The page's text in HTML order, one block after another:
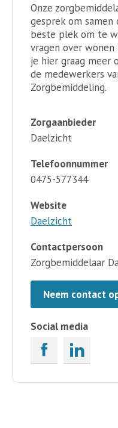
Onze
gesprek om samen
beste plek om te
vragen over
je hier graag meer
de medewerkers
Zorgbemiddeling.
Zorgaanbieder
Daelzicht
Telefoonnummer
0475-577344
Website
Daelzicht
Contactpersoon
Zorgbemiddelaar
Neem contact
Social media